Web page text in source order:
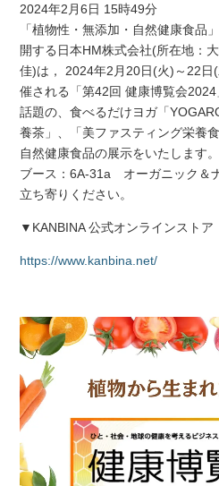
2024年2月6日 15時49分
「植物性・無添加・自然健康食品
開する日本HM株式会社(所在地：
佳)は， 2024年2月20日(火)～22日
催される「第42回 健康博覧会
話題の、食べるだけヨガ「
養茶」、「美ファスティング栄養
自然健康食品の展示をいたします
ブース：6A-31a オーガニック＆
立ち寄りください。
▼KANBINA 公式オンラインストア
https://www.kanbina.net/